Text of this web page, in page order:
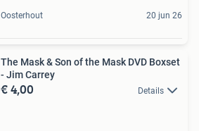
Oosterhout 20 jun 26
The Mask & Son of the Mask DVD Boxset
- Jim Carrey
€ 4,00 Details